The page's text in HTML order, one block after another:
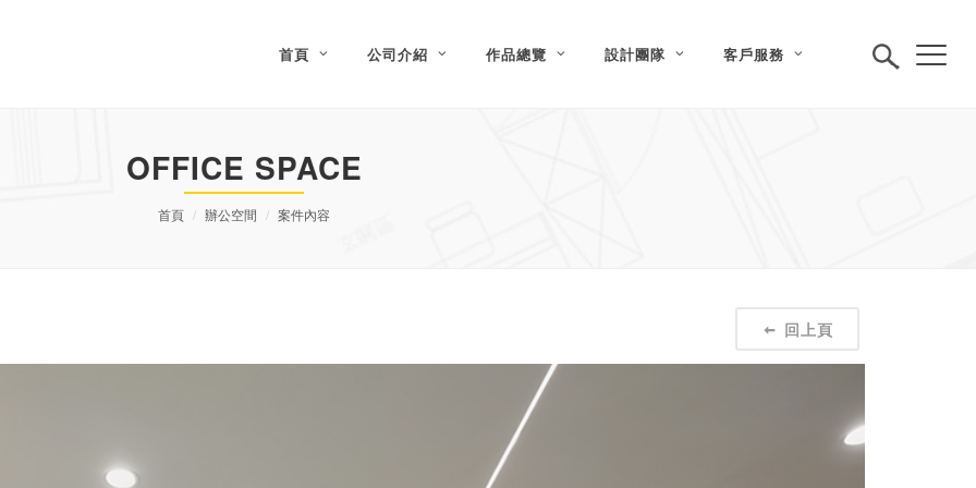
首頁 公司介紹 作品總覽 設計團隊 客戶服務
OFFICE SPACE
首頁 辦公空間 案件內容
回上頁